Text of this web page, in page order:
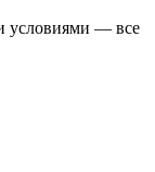
условиями — все